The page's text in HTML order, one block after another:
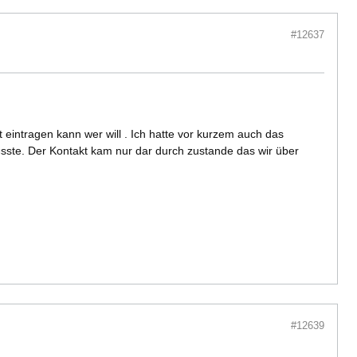
#12637
kann wer will . Ich hatte vor kurzem auch das
Der Kontakt kam nur dar durch zustande das wir über
#12639